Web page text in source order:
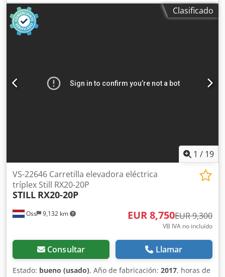
Clasificado
1 / 19
Oss 9,132 km
VS-22646 Carretilla elevadora eléctrica
tríplex Still RX20-20P
STILL RX20-20P
EUR 8,750EUR 9,300
VB IVA no incluído
Consultar Llamar
Estado: bueno (usado), Año de fabricación: 2017, horas de